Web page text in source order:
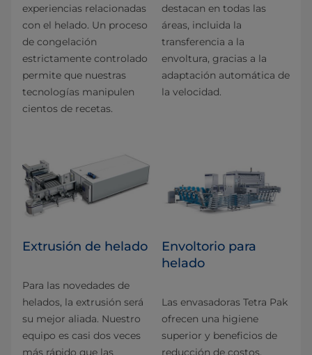
experiencias relacionadas
con el helado. Un proceso
de congelación
estrictamente controlado
permite que nuestras
tecnologías manipulen
cientos de recetas.
destacan en todas las
áreas, incluida la
transferencia a la
envoltura, gracias a la
adaptación automática de
la velocidad.
Extrusión de helado
Para las novedades de
helados, la extrusión será
su mejor aliada. Nuestro
equipo es casi dos veces
más rápido que las
Envoltorio para
helado
Las envasadoras Tetra Pak
ofrecen una higiene
superior y beneficios de
reducción de costos,